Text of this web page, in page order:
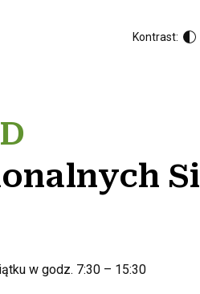
Kontrast:
w godz. 7:30 – 15:30